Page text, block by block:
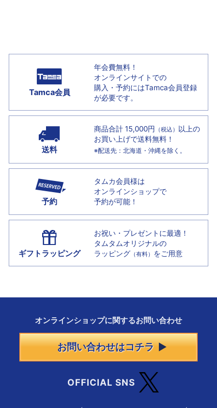
Tamca会員
年会費無料！
オンラインサイトでの
購入・予約にはTamca会員登録
が必要です。
送料
商品合計 15,000円 （税込） 以上の
お買い上げで送料無料！
※配送先：北海道・沖縄を除く。
予約
タムカ会員様は
オンラインショップで
予約が可能！
ギフトラッピング
お祝い・プレゼントに最適！
タムタムオリジナルの
ラッピング （有料） をご用意
オンラインショップに関するお問い合わせ
お問い合わせはコチラ
OFFICIAL SNS